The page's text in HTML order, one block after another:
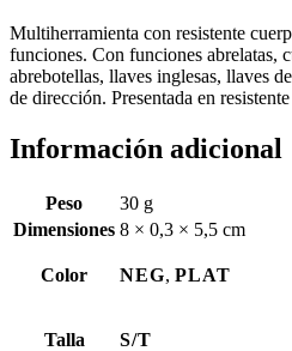
Multiherramienta con resistente
funciones. Con funciones abrelatas,
abrebotellas, llaves inglesas, llaves
de dirección. Presentada en
Información adicional
Peso
30 g
Dimensiones 8 × 0,3 × 5,5 cm
Color NEG, PLAT
Talla S/T